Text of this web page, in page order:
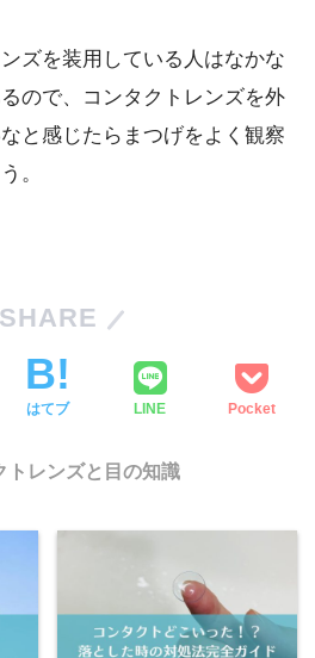
ズを装用している人はなかな
ので、コンタクトレンズを外
と感じたらまつげをよく観察
。
SHARE
はてブ LINE Pocket
トレンズと目の知識